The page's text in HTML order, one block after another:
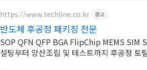
https://www.techline.co.kr 광고
반도체 후공정 패키징 전문
SOP QFN QFP BGA FlipChip MEMS SIM
설팅부터 양산조립 및 테스트까지 후공정 토